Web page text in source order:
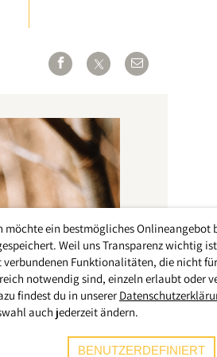
möchte ein bestmögliches Onlineangebot
Weil uns Transparenz wichtig
verbundenen Funktionalitäten, die nicht
notwendig sind, einzeln erlaubt oder
findest du in unserer
auch jederzeit ändern.
BENUTZERDEFINIERT